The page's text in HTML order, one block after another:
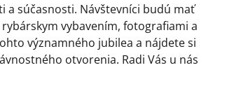
a súčasnosti. Návštevníci budú mať
vybavením, fotografiami a
významného jubilea a nájdete si
otvorenia. Radi Vás u nás